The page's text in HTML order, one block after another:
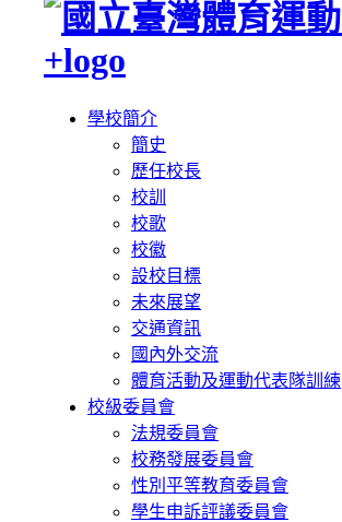
學校簡介
簡史
歷任校長
校訓
校歌
校徽
設校目標
未來展望
交通資訊
國內外交流
體育活動及運動代表隊訓練
校級委員會
法規委員會
校務發展委員會
性別平等教育委員會
學生申訴評議委員會